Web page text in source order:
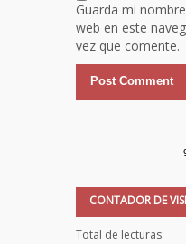
Guarda mi
web en este
vez que comente.
CONTADOR DE
Total de lecturas: